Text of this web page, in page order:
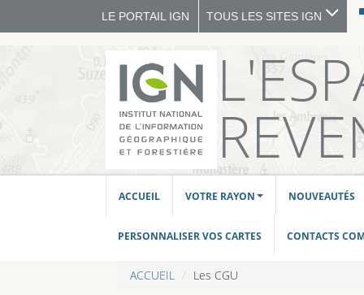
LE PORTAIL IGN TOUS LES SITES IGN
ACCUEIL VOTRE RAYON NOUVEAUTÉS
PERSONNALISER VOS CARTES CONTACTS
ACCUEIL Les CGU